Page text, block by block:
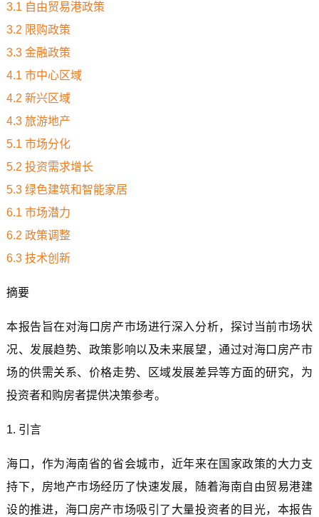
3.1 自由贸易港政策
3.2 限购政策
3.3 金融政策
4.1 市中心区域
4.2 新兴区域
4.3 旅游地产
5.1 市场分化
5.2 投资需求增长
5.3 绿色建筑和智能家居
6.1 市场潜力
6.2 政策调整
6.3 技术创新
摘要
本报告旨在对海口房产市场进行深入分析，探讨当前市场状
况、发展趋势、政策影响以及未来展望，通过对海口房产市
场的供需关系、价格走势、区域发展差异等方面的研究，为
投资者和购房者提供决策参考。
1. 引言
海口，作为海南省的省会城市，近年来在国家政策的大力支
持下，房地产市场经历了快速发展，随着海南自由贸易港建
设的推进，海口房产市场吸引了大量投资者的目光，本报告